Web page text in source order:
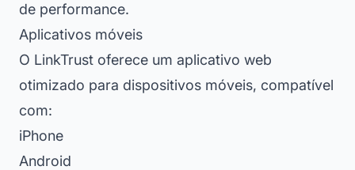
de performance.
Aplicativos móveis
O LinkTrust oferece um aplicativo web
otimizado para dispositivos móveis, compatível
com:
iPhone
Android